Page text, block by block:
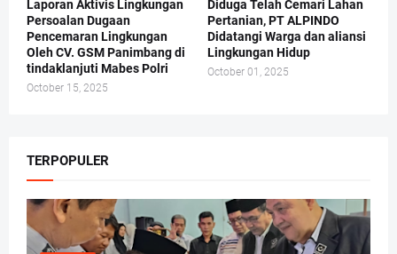
Laporan Aktivis Lingkungan
Persoalan Dugaan
Pencemaran Lingkungan
Oleh CV. GSM Panimbang di
tindaklanjuti Mabes Polri
October 15, 2025
Diduga Telah Cemari Lahan
Pertanian, PT ALPINDO
Didatangi Warga dan aliansi
Lingkungan Hidup
October 01, 2025
TERPOPULER